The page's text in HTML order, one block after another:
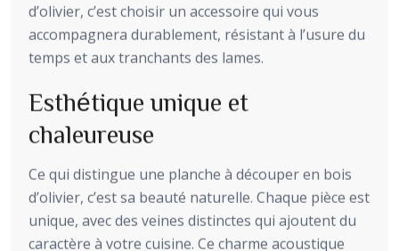
d’olivier, c’est choisir un accessoire qui vous
accompagnera durablement, résistant à l’usure du
temps et aux tranchants des lames.
Esthétique unique et
chaleureuse
Ce qui distingue une planche à découper en bois
d’olivier, c’est sa beauté naturelle. Chaque pièce est
unique, avec des veines distinctes qui ajoutent du
caractère à votre cuisine. Ce charme acoustique